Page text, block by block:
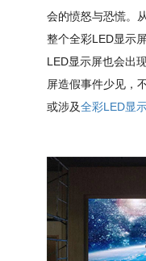
会的愤怒与恐慌。
整个全彩LED显示
LED显示屏也会出
屏造假事件少见，
或涉及全彩LED显